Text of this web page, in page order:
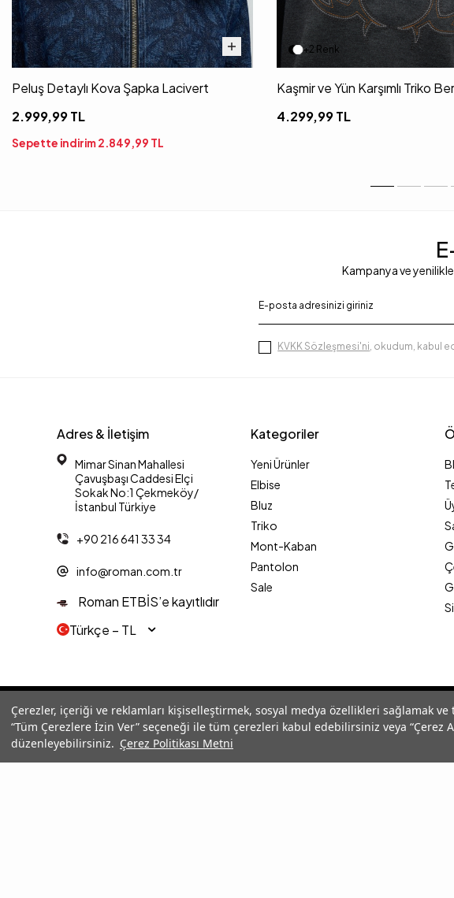
Çerezler, içeriği ve reklamları kişiselleştirmek, sosyal medya özellikleri sağlamak
“Tüm Çerezlere İzin Ver” seçeneği ile tüm çerezleri kabul edebilirsiniz veya “Çerez
düzenleyebilirsiniz. Çerez Politikası Metni
Peluş Detaylı Kova Şapka Lacivert
2.999,99TL
Sepette indirim2.849,99 TL
+2 Renk
Kaşmir ve Yün Karşımlı Triko
4.299,99TL
Kampanya ve
KVKK Sözleşmesi'ni, okudum, kabul
Adres & İletişim
Mimar Sinan Mahallesi
Çavuşbaşı Caddesi Elçi
Sokak No:1 Çekmeköy/
İstanbul Türkiye
+90 216 641 33 34
info@roman.com.tr
Roman ETBİS’e kayıtlıdır
Türkçe − TL
Kategoriler
Yeni Ürünler
Elbise
Bluz
Triko
Mont-Kaban
Pantolon
Sale
© 2025 Roman® Tüm Hakları Saklıdır, İzinsiz kullanılamaz